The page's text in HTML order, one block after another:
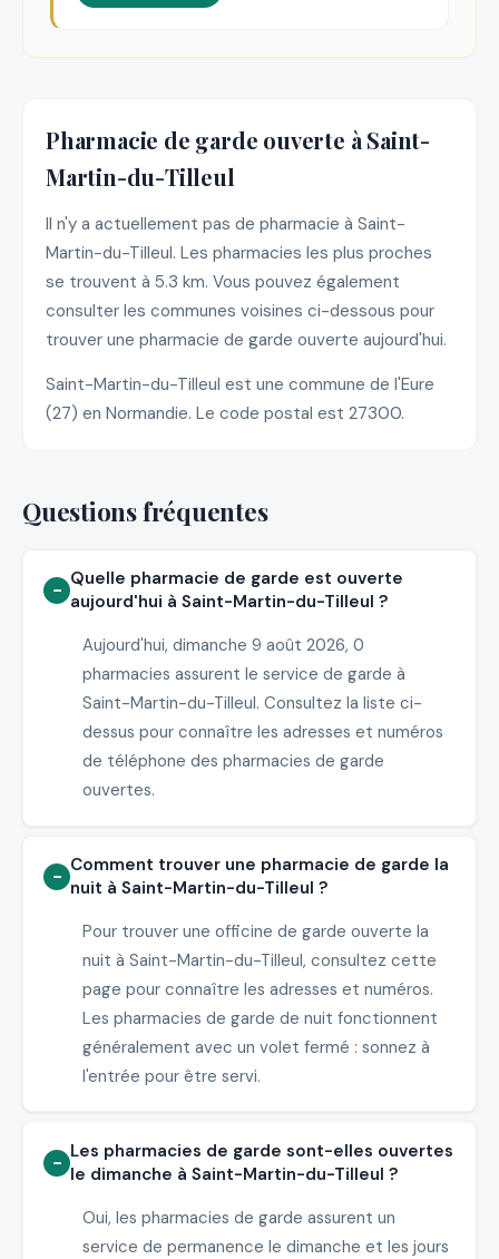
Pharmacie de garde ouverte à Saint-
Martin-du-Tilleul
Il n'y a actuellement pas de pharmacie à Saint-
Martin-du-Tilleul. Les pharmacies les plus proches
se trouvent à 5.3 km. Vous pouvez également
consulter les communes voisines ci-dessous pour
trouver une pharmacie de garde ouverte aujourd'hui.
Saint-Martin-du-Tilleul est une commune de l'Eure
(27) en Normandie. Le code postal est 27300.
Questions fréquentes
Quelle pharmacie de garde est ouverte
aujourd'hui à Saint-Martin-du-Tilleul ?
Aujourd'hui, dimanche 9 août 2026, 0
pharmacies assurent le service de garde à
Saint-Martin-du-Tilleul. Consultez la liste ci-
dessus pour connaître les adresses et numéros
de téléphone des pharmacies de garde
ouvertes.
Comment trouver une pharmacie de garde la
nuit à Saint-Martin-du-Tilleul ?
Pour trouver une officine de garde ouverte la
nuit à Saint-Martin-du-Tilleul, consultez cette
page pour connaître les adresses et numéros.
Les pharmacies de garde de nuit fonctionnent
généralement avec un volet fermé : sonnez à
l'entrée pour être servi.
Les pharmacies de garde sont-elles ouvertes
le dimanche à Saint-Martin-du-Tilleul ?
Oui, les pharmacies de garde assurent un
service de permanence le dimanche et les jours